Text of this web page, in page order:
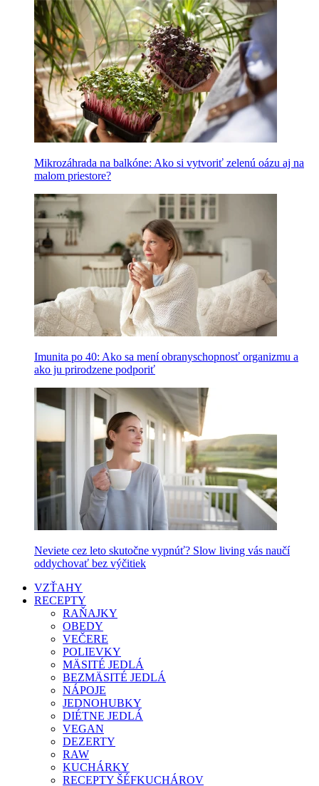
Mikrozáhrada na balkóne: Ako si vytvoriť zelenú oázu aj na
malom priestore?
Imunita po 40: Ako sa mení obranyschopnosť organizmu a
ako ju prirodzene podporiť
Neviete cez leto skutočne vypnúť? Slow living vás naučí
oddychovať bez výčitiek
VZŤAHY
RECEPTY
RAŇAJKY
OBEDY
VEČERE
POLIEVKY
MÄSITÉ JEDLÁ
BEZMÄSITÉ JEDLÁ
NÁPOJE
JEDNOHUBKY
DIÉTNE JEDLÁ
VEGAN
DEZERTY
RAW
KUCHÁRKY
RECEPTY ŠÉFKUCHÁROV